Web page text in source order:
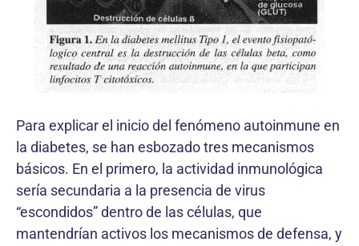
Para explicar el inicio del fenómeno autoinmune en
la diabetes, se han esbozado tres mecanismos
básicos. En el primero, la actividad inmunológica
sería secundaria a la presencia de virus
“escondidos” dentro de las células, que
mantendrían activos los mecanismos de defensa, y